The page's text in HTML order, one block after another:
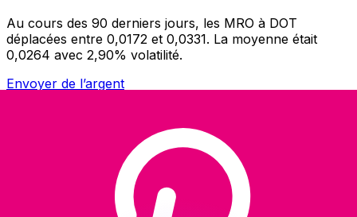
Au cours des 90 derniers jours, les MRO à DOT
déplacées entre 0,0172 et 0,0331. La moyenne était
0,0264 avec 2,90% volatilité.
Envoyer de l’argent
êtes en déplacement
L'application Xe réunit toutes les fonctionnalités
nécessaires pour vos transferts d'argent internationaux
et la gestion de vos devises. Convertissez des devises,
programmez des alertes de taux et transférez de